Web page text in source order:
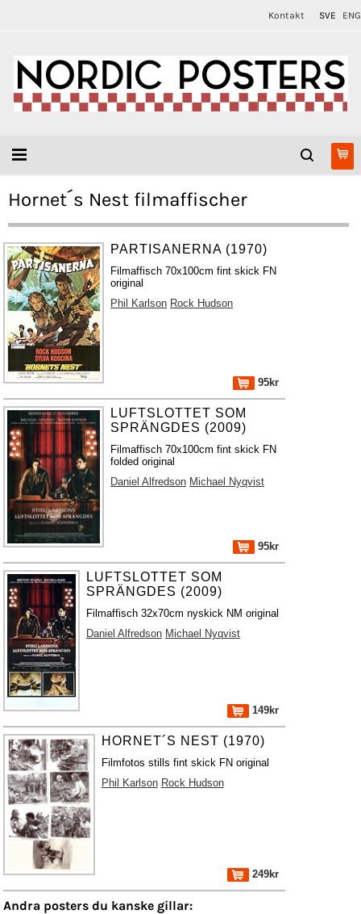
Kontakt SVE ENG
Hornet´s Nest filmaffischer
PARTISANERNA (1970)
Filmaffisch 70x100cm fint skick FN
original
Phil Karlson Rock Hudson
95kr
LUFTSLOTTET SOM
SPRÄNGDES (2009)
Filmaffisch 70x100cm fint skick FN
folded original
Daniel Alfredson Michael Nyqvist
95kr
LUFTSLOTTET SOM
SPRÄNGDES (2009)
Filmaffisch 32x70cm nyskick NM original
Daniel Alfredson Michael Nyqvist
149kr
HORNET´S NEST (1970)
Filmfotos stills fint skick FN original
Phil Karlson Rock Hudson
249kr
Andra posters du kanske gillar: